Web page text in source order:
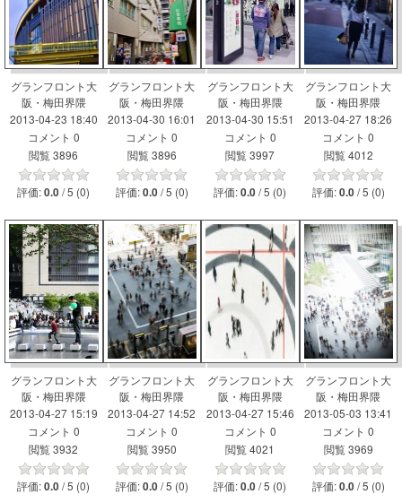
グランフロント大
阪・梅田界隈
2013-04-23 18:40
コメント 0
閲覧 3896
評価:0.0 / 5 (0)
グランフロント大
阪・梅田界隈
2013-04-30 16:01
コメント 0
閲覧 3896
評価:0.0 / 5 (0)
グランフロント大
阪・梅田界隈
2013-04-30 15:51
コメント 0
閲覧 3997
評価:0.0 / 5 (0)
グランフロント大
阪・梅田界隈
2013-04-27 18:26
コメント 0
閲覧 4012
評価:0.0 / 5 (0)
グランフロント大
阪・梅田界隈
2013-04-27 15:19
コメント 0
閲覧 3932
評価:0.0 / 5 (0)
グランフロント大
阪・梅田界隈
2013-04-27 14:52
コメント 0
閲覧 3950
評価:0.0 / 5 (0)
グランフロント大
阪・梅田界隈
2013-04-27 15:46
コメント 0
閲覧 4021
評価:0.0 / 5 (0)
グランフロント大
阪・梅田界隈
2013-05-03 13:41
コメント 0
閲覧 3969
評価:0.0 / 5 (0)